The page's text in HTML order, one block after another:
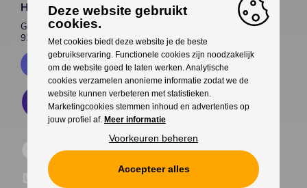
House of Entertainment
Gentsesteenweg 514
9300 Aalst
Contacteer ons
Deze website gebruikt
cookies.
Met cookies biedt deze website je de beste
gebruikservaring. Functionele cookies zijn noodzakelijk
om de website goed te laten werken. Analytische
cookies verzamelen anonieme informatie zodat we de
website kunnen verbeteren met statistieken.
Marketingcookies stemmen inhoud en advertenties op
jouw profiel af. Meer informatie
Voorkeuren beheren
Accepteer alles